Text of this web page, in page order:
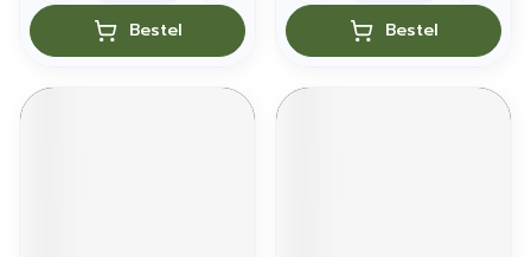
Bestel Bestel